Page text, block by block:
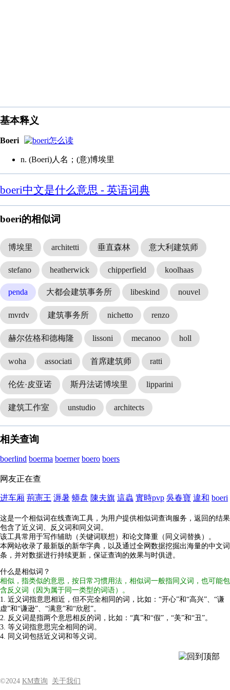
基本释义
Boeri
n. (Boeri)人名；(意)博埃里
boeri中文是什么意思 - 英语词典
boeri的相似词
博埃里 architetti 垂直森林 意大利建筑师
stefano heatherwick chipperfield koolhaas
penda 大都会建筑事务所 libeskind nouvel
mvrdv 建筑事务所 nichetto renzo
赫尔佐格和德梅隆 lissoni mecanoo holl
woha associati 首席建筑师 ratti
伦佐·皮亚诺 斯丹法诺博埃里 lipparini
建筑工作室 unstudio architects
相关查询
boerlind boerma boerner boero boers
网友正在查
进车厢 荊憲王 溽暑 蟒盘 陳夫旗 這蟲 實時pvp 吳春寶 違和 boeri
这是一个相似词在线查询工具，为用户提供相似词查询服务，返回的结果
包含了近义词、反义词和同义词。
该工具常用于写作辅助（关键词联想）和论文降重（同义词替换）。
本网站收录了最新版的新华字典，以及通过全网数据挖掘出海量的中文词
条，并对数据进行持续更新，保证查询的效果与时俱进。
什么是相似词？
相似，指类似的意思，按日常习惯用法，相似词一般指同义词，也可能包
含反义词（因为属于同一类型的词语）。
1. 近义词指意思相近，但不完全相同的词，比如：“开心”和“高兴”、“谦
虚”和“谦逊”、“满意”和“欣慰”。
2. 反义词是指两个意思相反的词，比如：“真”和“假”，“美”和“丑”。
3. 等义词指意思完全相同的词。
4. 同义词包括近义词和等义词。
©2024 KM查询 关于我们